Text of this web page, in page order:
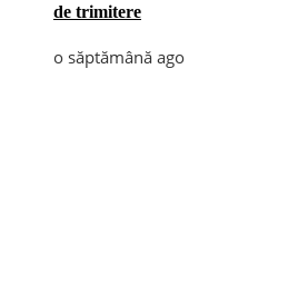
de trimitere
o săptămână ago